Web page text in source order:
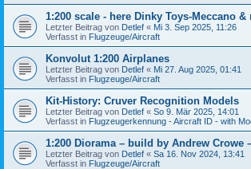
1:200 scale - here Dinky Toys-Meccano &
Letzter Beitrag von Detlef « Mi 3. Sep 2025, 11:26
Verfasst in Flugzeuge/Aircraft
Konvolut 1:200 Airplanes
Letzter Beitrag von Detlef « Mi 27. Aug 2025, 01:41
Verfasst in Flugzeuge/Aircraft
Kit-History: Cruver Recognition Models
Letzter Beitrag von Detlef « So 9. Mär 2025, 14:01
Verfasst in Flugzeugerkennung - Aircraft ID - with
1:200 Diorama – build by Andrew Crowe
Letzter Beitrag von Detlef « Sa 16. Nov 2024, 13:41
Verfasst in Flugzeuge/Aircraft